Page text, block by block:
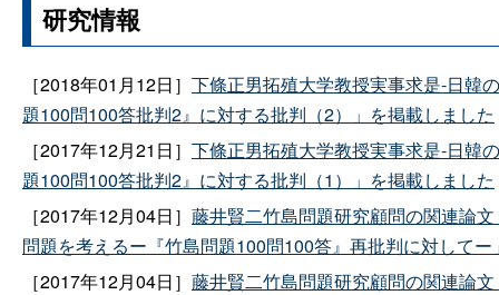
研究情報
［2018年01月12日］ 下條正男拓殖大学教授実事求是‐日韓
題100問100答批判2』に対する批判（2）」を掲載しました
［2017年12月21日］ 下條正男拓殖大学教授実事求是‐日韓
題100問100答批判2』に対する批判（1）」を掲載しました
［2017年12月04日］ 藤井賢二竹島問題研究顧問の関連論文
問題を考えるー『竹島問題100問100答』再批判に対して
［2017年12月04日］ 藤井賢二竹島問題研究顧問の関連論